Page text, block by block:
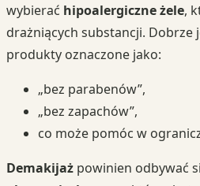
wybierać hipoalergiczne żele,
drażniących substancji. Dobrze
produkty oznaczone jako:
„bez parabenów”,
„bez zapachów”,
co może pomóc w
Demakijaż powinien odbywać